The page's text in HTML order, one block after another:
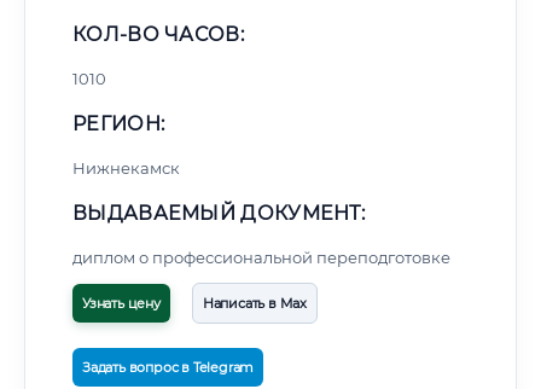
КОЛ-ВО ЧАСОВ:
1010
РЕГИОН:
Нижнекамск
ВЫДАВАЕМЫЙ ДОКУМЕНТ:
диплом о профессиональной переподготовке
Узнать цену Написать в Max
Задать вопрос в Telegram